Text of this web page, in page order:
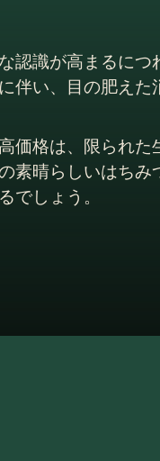
認識が高まるに
伴い、目の肥え
価格は、限られ
素晴らしいはち
でしょう。